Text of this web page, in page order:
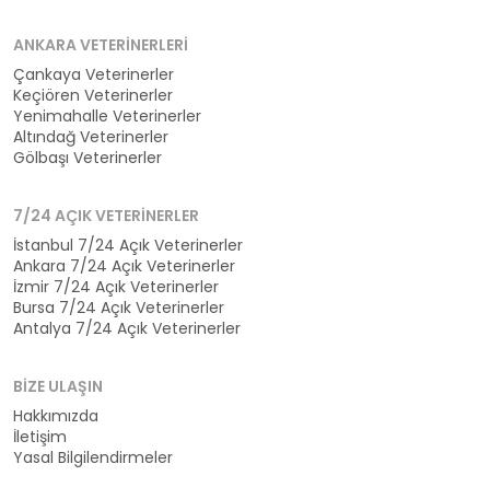
ANKARA VETERINERLERI
Çankaya Veterinerler
Keçiören Veterinerler
Yenimahalle Veterinerler
Altındağ Veterinerler
Gölbaşı Veterinerler
7/24 AÇIK VETERINERLER
İstanbul 7/24 Açık Veterinerler
Ankara 7/24 Açık Veterinerler
İzmir 7/24 Açık Veterinerler
Bursa 7/24 Açık Veterinerler
Antalya 7/24 Açık Veterinerler
BIZE ULAŞIN
Hakkımızda
İletişim
Yasal Bilgilendirmeler